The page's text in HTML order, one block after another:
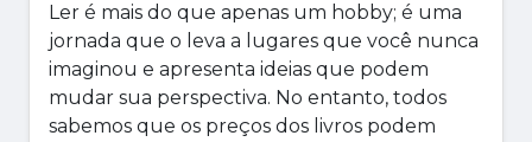
Ler é mais do que apenas um hobby; é uma
jornada que o leva a lugares que você nunca
imaginou e apresenta ideias que podem
mudar sua perspectiva. No entanto, todos
sabemos que os preços dos livros podem